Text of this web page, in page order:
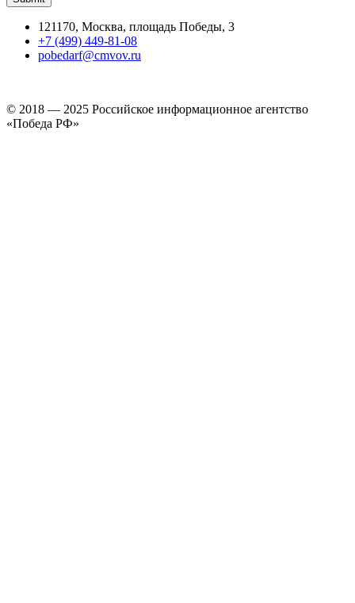
121170, Москва, площадь Победы, 3
+7 (499) 449-81-08
pobedarf@cmvov.ru
© 2018 — 2025 Российское информационное агентство
«Победа РФ»